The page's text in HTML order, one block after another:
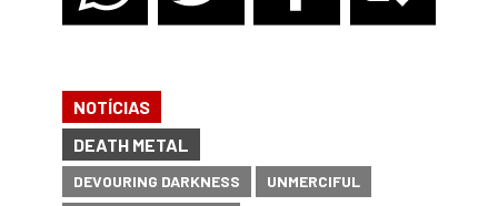
NOTÍCIAS
DEATH METAL
DEVOURING DARKNESS
UNMERCIFUL